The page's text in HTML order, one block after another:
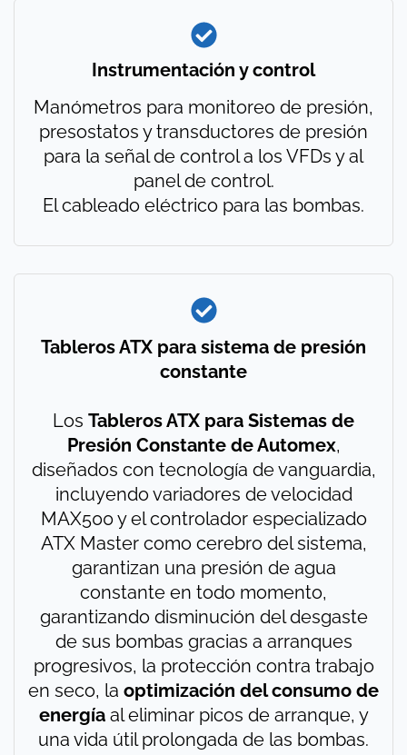
Instrumentación y control
Manómetros para monitoreo de presión,
presostatos y transductores de presión
para la señal de control a los VFDs y al
panel de control.
El cableado eléctrico para las bombas.
Tableros ATX para sistema de presión
constante
Los Tableros ATX para Sistemas de
Presión Constante de Automex,
diseñados con tecnología de vanguardia,
incluyendo variadores de velocidad
MAX500 y el controlador especializado
ATX Master como cerebro del sistema,
garantizan una presión de agua
constante en todo momento,
garantizando disminución del desgaste
de sus bombas gracias a arranques
progresivos, la protección contra trabajo
en seco, la optimización del consumo de
energíaal eliminar picos de arranque, y
una vida útil prolongada de las bombas.